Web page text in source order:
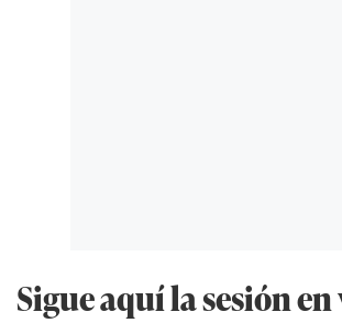
Sigue aquí la sesión en